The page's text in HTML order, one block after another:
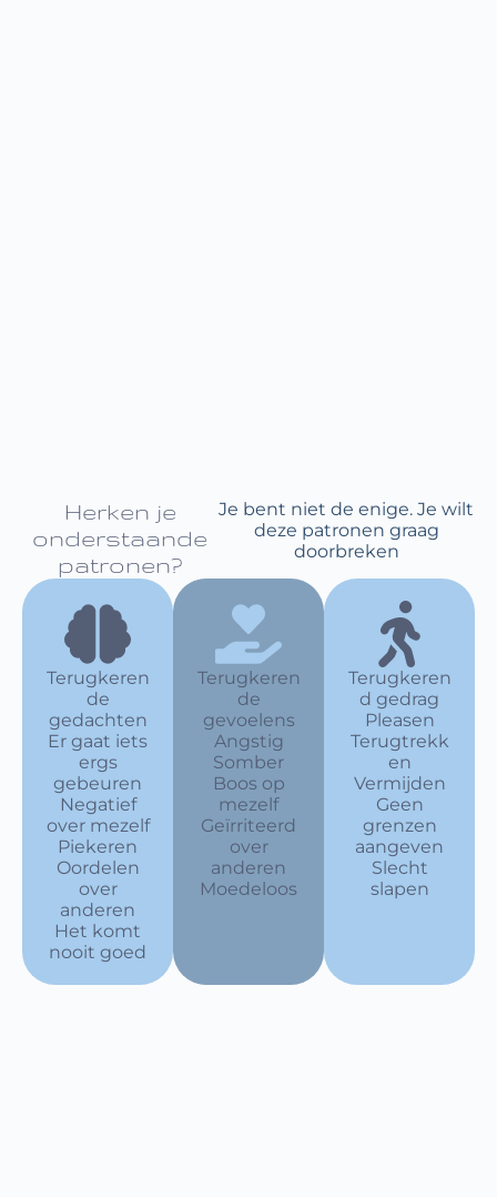
Herken je
onderstaande
patronen?
Je bent niet de enige. Je wilt
deze patronen graag
doorbreken
Terugkeren
de
gedachten
Er gaat iets
ergs
gebeuren
Negatief
over mezelf
Piekeren
Oordelen
over
anderen
Het komt
nooit goed
Terugkeren
de
gevoelens
Angstig
Somber
Boos op
mezelf
Geïrriteerd
over
anderen
Moedeloos
Terugkeren
d gedrag
Pleasen
Terugtrekk
en
Vermijden
Geen
grenzen
aangeven
Slecht
slapen